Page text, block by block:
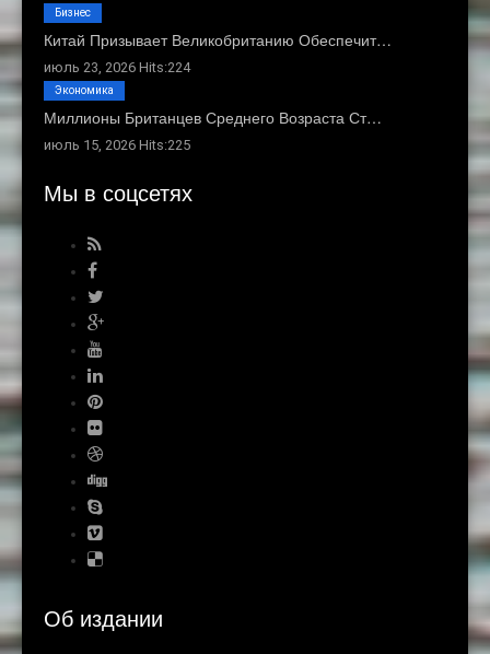
Китай Призывает Великобританию Обеспечит…
июль 23, 2026 Hits:224
Бизнес
Миллионы Британцев Среднего Возраста Ст…
июль 15, 2026 Hits:225
Экономика
Мы в соцсетях
Об издании